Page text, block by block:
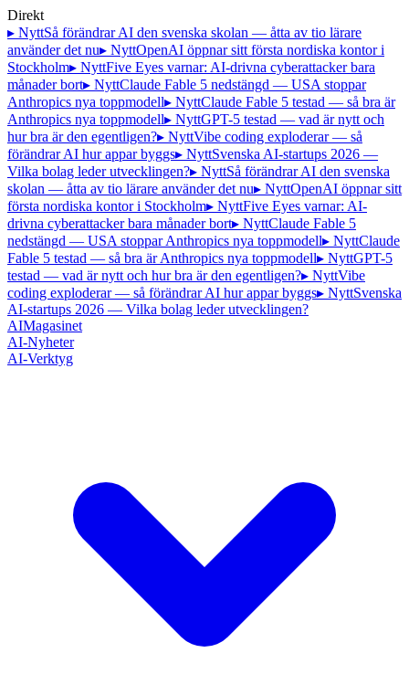
Direkt
▸ NyttSå förändrar AI den svenska skolan — åtta av tio lärare
använder det nu▸ NyttOpenAI öppnar sitt första nordiska kontor i
Stockholm▸ NyttFive Eyes varnar: AI-drivna cyberattacker bara
månader bort▸ NyttClaude Fable 5 nedstängd — USA stoppar
Anthropics nya toppmodell▸ NyttClaude Fable 5 testad — så bra är
Anthropics nya toppmodell▸ NyttGPT-5 testad — vad är nytt och
hur bra är den egentligen?▸ NyttVibe coding exploderar — så
förändrar AI hur appar byggs▸ NyttSvenska AI-startups 2026 —
Vilka bolag leder utvecklingen?▸ NyttSå förändrar AI den svenska
skolan — åtta av tio lärare använder det nu▸ NyttOpenAI öppnar sitt
första nordiska kontor i Stockholm▸ NyttFive Eyes varnar: AI-
drivna cyberattacker bara månader bort▸ NyttClaude Fable 5
nedstängd — USA stoppar Anthropics nya toppmodell▸ NyttClaude
Fable 5 testad — så bra är Anthropics nya toppmodell▸ NyttGPT-5
testad — vad är nytt och hur bra är den egentligen?▸ NyttVibe
coding exploderar — så förändrar AI hur appar byggs▸ NyttSvenska
AI-startups 2026 — Vilka bolag leder utvecklingen?
AIMagasinet
AI-Nyheter
AI-Verktyg